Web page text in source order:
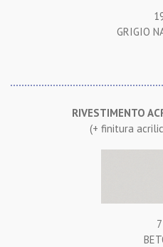
GRIGIO
RIVESTIMENTO
(+ finitura
7